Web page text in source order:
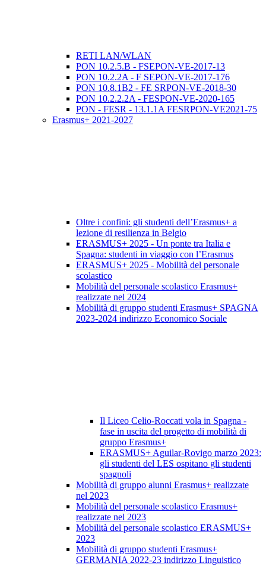
RETI LAN/WLAN
PON 10.2.5.B - FSEPON-VE-2017-13
PON 10.2.2A - F SEPON-VE-2017-176
PON 10.8.1B2 - FE SRPON-VE-2018-30
PON 10.2.2.2A - FESPON-VE-2020-165
PON - FESR - 13.1.1A FESRPON-VE2021-75
Erasmus+ 2021-2027
Oltre i confini: gli studenti dell’Erasmus+ a
lezione di resilienza in Belgio
ERASMUS+ 2025 - Un ponte tra Italia e
Spagna: studenti in viaggio con l’Erasmus
ERASMUS+ 2025 - Mobilità del personale
scolastico
Mobilità del personale scolastico Erasmus+
realizzate nel 2024
Mobilità di gruppo studenti Erasmus+ SPAGNA
2023-2024 indirizzo Economico Sociale
Il Liceo Celio-Roccati vola in Spagna -
fase in uscita del progetto di mobilità di
gruppo Erasmus+
ERASMUS+ Aguilar-Rovigo marzo 2023:
gli studenti del LES ospitano gli studenti
spagnoli
Mobilità di gruppo alunni Erasmus+ realizzate
nel 2023
Mobilità del personale scolastico Erasmus+
realizzate nel 2023
Mobilità del personale scolastico ERASMUS+
2023
Mobilità di gruppo studenti Erasmus+
GERMANIA 2022-23 indirizzo Linguistico